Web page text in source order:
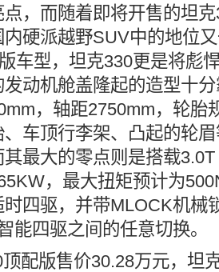
，而随着即将开售的坦
硬派越野SUV中的地位又
车型，坦克330更是将彪
动机舱盖隆起的造型十
，轴距2750mm，轮胎
车顶行李架、凸起的轮
最大的零点则是搭载
，最大扭矩预计为
四驱，并带MLOCK机械
能四驱之间的任意切换。
配版售价30.28万元，坦